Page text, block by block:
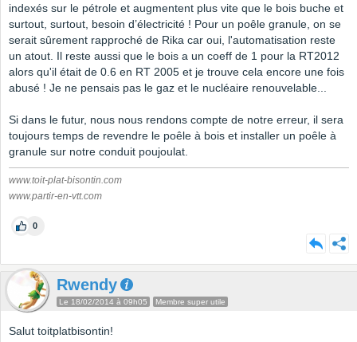
indexés sur le pétrole et augmentent plus vite que le bois buche et
surtout, surtout, besoin d’électricité ! Pour un poêle granule, on se
serait sûrement rapproché de Rika car oui, l'automatisation reste
un atout. Il reste aussi que le bois a un coeff de 1 pour la RT2012
alors qu'il était de 0.6 en RT 2005 et je trouve cela encore une fois
abusé ! Je ne pensais pas le gaz et le nucléaire renouvelable...
Si dans le futur, nous nous rendons compte de notre erreur, il sera
toujours temps de revendre le poêle à bois et installer un poêle à
granule sur notre conduit poujoulat.
www.toit-plat-bisontin.com
www.partir-en-vtt.com
0
Rwendy
Le 18/02/2014 à 09h05 Membre super utile
Salut toitplatbisontin!